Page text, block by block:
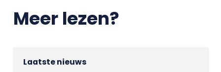
Meer lezen?
Laatste nieuws